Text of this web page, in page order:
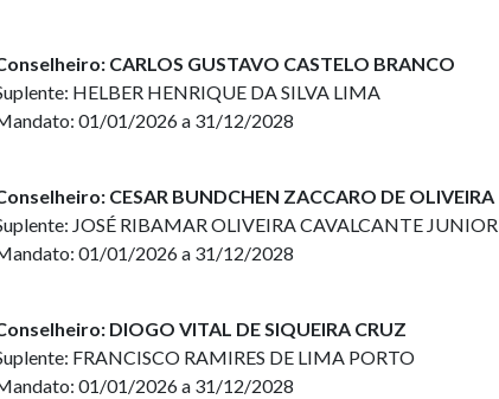
CARLOS GUSTAVO CASTELO BRANCO
HELBER HENRIQUE DA SILVA LIMA
01/01/2026 a 31/12/2028
CESAR BUNDCHEN ZACCARO DE OLIVEIRA
JOSÉ RIBAMAR OLIVEIRA CAVALCANTE JUNIOR
01/01/2026 a 31/12/2028
DIOGO VITAL DE SIQUEIRA CRUZ
FRANCISCO RAMIRES DE LIMA PORTO
01/01/2026 a 31/12/2028